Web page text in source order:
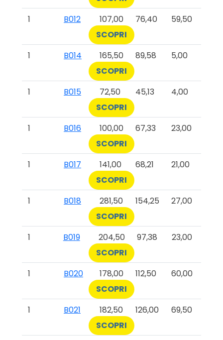
1
B012 107,00 76,40
59,50
SCOPRI
1
B014 165,50 89,58
5,00
SCOPRI
1
B015 72,50 45,13
4,00
SCOPRI
1
B016 100,00 67,33
23,00
SCOPRI
1
B017 141,00 68,21
21,00
SCOPRI
1
B018 281,50 154,25
27,00
SCOPRI
1
B019 204,50 97,38
23,00
SCOPRI
1
B020 178,00 112,50
60,00
SCOPRI
1
B021 182,50 126,00
69,50
SCOPRI